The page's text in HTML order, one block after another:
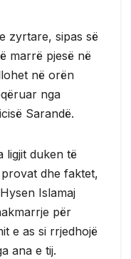
zyrtare, sipas së
marrë pjesë në
në orën
nga
Sarandë.
ligjit duken të
dhe faktet,
Islamaj
për
e as si rrjedhojë
ana e tij.